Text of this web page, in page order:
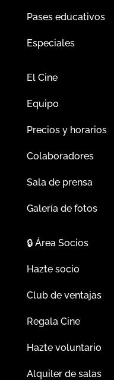
Pases educativos
Especiales
El Cine
Equipo
Precios y horarios
Colaboradores
Sala de prensa
Galería de fotos
🔒Área Socios
Hazte socio
Club de ventajas
Regala Cine
Hazte voluntario
Alquiler de salas